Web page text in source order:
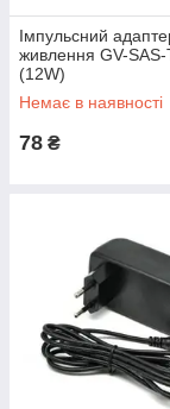
на
В
Імпульсний
живлення GV-
(12W)
Немає в наявності
78 ₴